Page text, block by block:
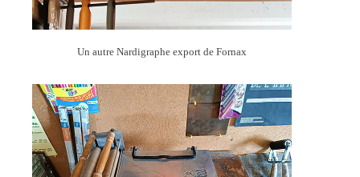
Un autre Nardigraphe export de Fornax